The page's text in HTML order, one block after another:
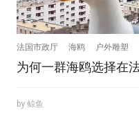
法国市政厅 海鸥 户外雕塑
为何一群海鸥选择在
by 鲸鱼